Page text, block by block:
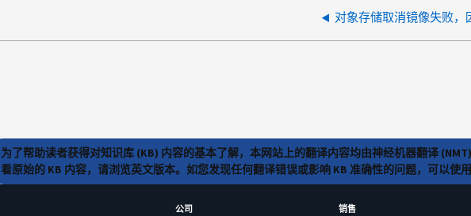
对象存储取消镜像失败
为了帮助读者获得对知识库 (KB) 内容的基本了解，本网站上的翻译内容均由神经机器翻译
看原始的 KB 内容，请浏览英文版本。如您发现任何翻译错误或影响 KB 准确性的问题，可以使
公司
销售